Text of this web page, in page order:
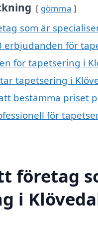
gömma
som är
erbjudanden för
för tapetsering i
tapetsering i
bestämma priset
för
företag
i